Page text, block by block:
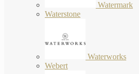
Watermark
Waterstone
Waterworks
Webert